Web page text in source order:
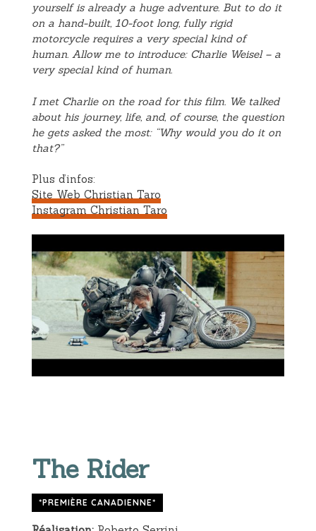
yourself is already a huge adventure. But to do it
on a hand-built, 10-foot long, fully rigid
motorcycle requires a very special kind of
human. Allow me to introduce: Charlie Weisel – a
very special kind of human.
I met Charlie on the road for this film. We talked
about his journey, life, and, of course, the question
he gets asked the most: “Why would you do it on
that?”
Plus d’infos:
Site Web Christian Taro
Instagram Christian Taro
The Rider
*PREMIÈRE CANADIENNE*